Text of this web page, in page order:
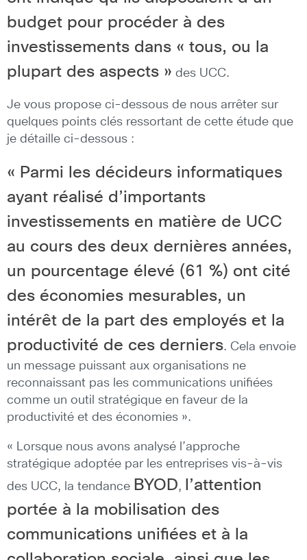
budget pour procéder à des
investissements dans « tous, ou la
plupart des aspects » des UCC.
Je vous propose ci-dessous de nous arrêter sur
quelques points clés ressortant de cette étude que
je détaille ci-dessous :
« Parmi les décideurs informatiques
ayant réalisé d’importants
investissements en matière de UCC
au cours des deux dernières années,
un pourcentage élevé (61 %) ont cité
des économies mesurables, un
intérêt de la part des employés et la
productivité de ces derniers. Cela envoie
un message puissant aux organisations ne
reconnaissant pas les communications unifiées
comme un outil stratégique en faveur de la
productivité et des économies ».
« Lorsque nous avons analysé l’approche
stratégique adoptée par les entreprises vis-à-vis
des UCC, la tendance BYOD,
l’attention
portée à la mobilisation des
communications unifiées et à la